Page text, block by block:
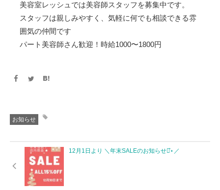
美容室レッシュでは美容師スタッフを募集中です。
スタッフは親しみやすく、気軽に何でも相談できる雰
囲気の仲間です
パート美容師さん歓迎！時給1000〜1800円
お知らせ
12月1日より ＼年末SALEのお知らせ⋆͛⋆／